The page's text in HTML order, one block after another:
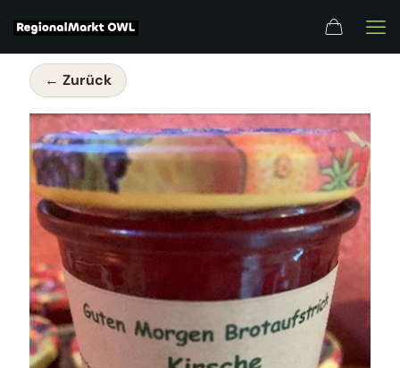
← Zurück